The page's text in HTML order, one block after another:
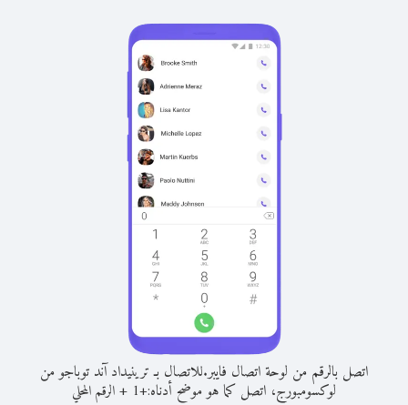
اتصل بالرقم من لوحة اتصال فايبر.للاتصال بـ ترينيداد آند توباجو من
لوكسومبورج، اتصل كما هو موضح أدناه:+
1
+الرقم المحلي